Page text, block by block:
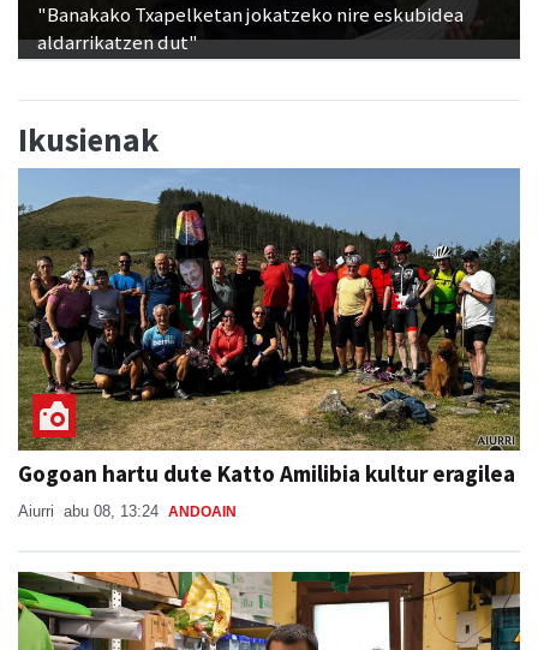
"Banakako Txapelketan jokatzeko nire eskubidea
aldarrikatzen dut"
Ikusienak
Gogoan hartu dute Katto Amilibia kultur eragilea
Aiurri abu 08, 13:24 ANDOAIN